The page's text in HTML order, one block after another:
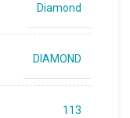
Diamond
DIAMOND
113